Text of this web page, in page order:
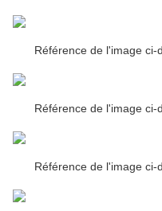
Référence de l'image
Référence de l'image
Référence de l'image